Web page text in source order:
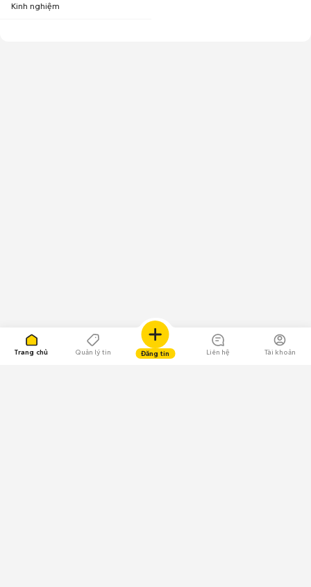
Trang chủ Quản lý tin Đăng tin Liên hệ Tài khoản
Kinh nghiệm